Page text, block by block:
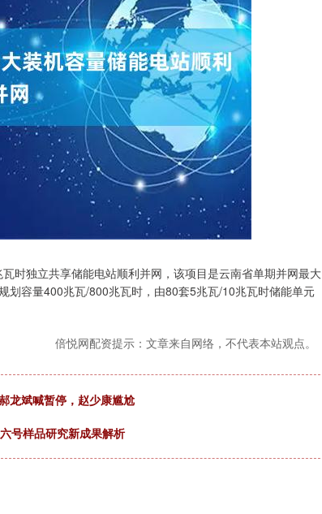
独立共享储能电站顺利并网，该项目是云南省单期并网最大
划容量400兆瓦/800兆瓦时，由80套5兆瓦/10兆瓦时储能单元
倍悦网配资提示：文章来自网络，不代表本站观点。
龙斌喊暂停，赵少康尴尬
号样品研究新成果解析
沪深300 4694.44 43.13